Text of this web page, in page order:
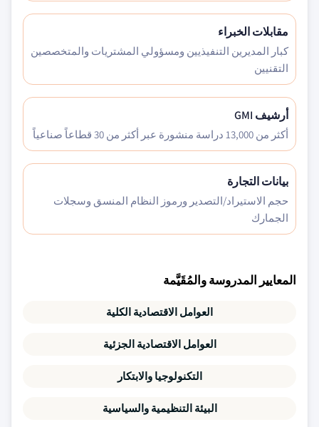
مقابلات الخبراء
كبار المديرين التنفيذيين ومسؤولي المشتريات والمتخصصين
التقنيين
أرشيف GMI
أكثر من 13,000 دراسة منشورة عبر أكثر من 30 قطاعاً صناعياً
بيانات التجارة
حجم الاستيراد/التصدير ورموز النظام المنسق وسجلات
الجمارك
المعايير المدروسة والمُقَيَّمة
العوامل الاقتصادية الكلية
العوامل الاقتصادية الجزئية
التكنولوجيا والابتكار
البيئة التنظيمية والسياسية